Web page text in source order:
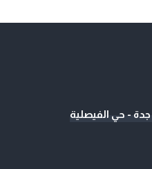
- حي الفيصلية